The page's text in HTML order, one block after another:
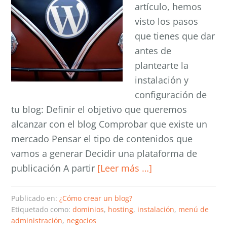
artículo, hemos
visto los pasos
que tienes que dar
antes de
plantearte la
instalación y
configuración de
tu blog: Definir el objetivo que queremos
alcanzar con el blog Comprobar que existe un
mercado Pensar el tipo de contenidos que
vamos a generar Decidir una plataforma de
publicación A partir [Leer más …]
Publicado en:¿Cómo crear un blog?
Etiquetado como:dominios, hosting, instalación, menú de
administración, negocios